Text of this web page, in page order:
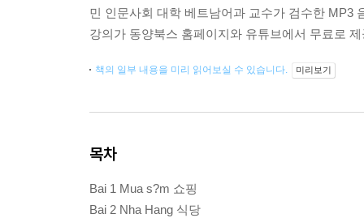
민 인문사회 대학 베트남어과 교수가 검수한 MP3
강의가 동양북스 홈페이지와 유튜브에서 무료로
책의 일부 내용을 미리 읽어보실 수 있습니다. 미리보기
목차
Bai 1 Mua s?m 쇼핑
Bai 2 Nha Hang 식당